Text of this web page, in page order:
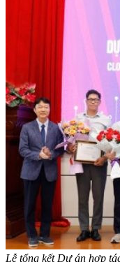
Lễ tổng kết Dự án hợp